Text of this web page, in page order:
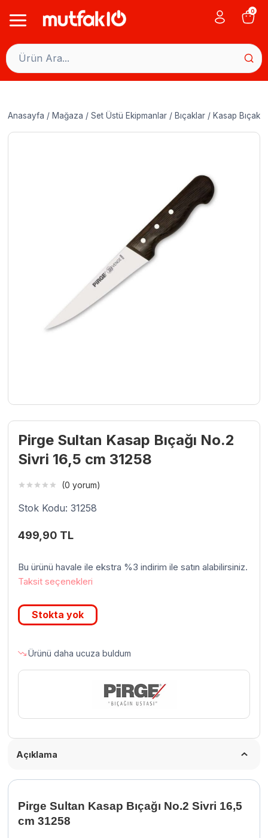
0
Anasayfa / Mağaza / Set Üstü Ekipmanlar / Bıçaklar / Kasap
Pirge Sultan Kasap Bıçağı No.2
Sivri 16,5 cm 31258
(0 yorum)
Stok Kodu: 31258
499,90 TL
Bu ürünü havale ile ekstra %3 indirim ile satın alabilirsiniz.
Taksit seçenekleri
Stokta yok
Ürünü daha ucuza buldum
Açıklama
Pirge Sultan Kasap Bıçağı No.2 Sivri 16,5
cm 31258